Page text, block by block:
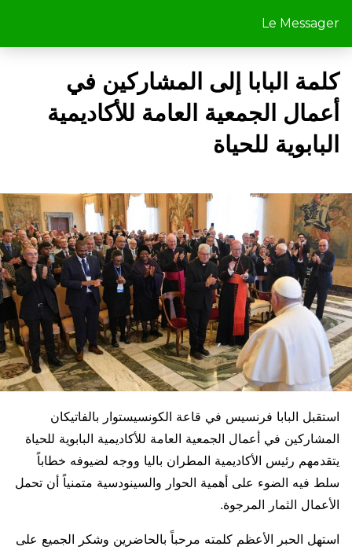
Le Messager
كلمة البابا إلى المشاركين في
أعمال الجمعية العامة للأكاديمية
البابوية للحياة
استقبل البابا فرنسيس في قاعة الكونسيستوار بالفاتيكان
المشاركين في أعمال الجمعية العامة للأكاديمية البابوية للحياة
يتقدمهم رئيس الأكاديمية المطران باليا ووجه لضيوفه خطاباً
سلط فيه الضوء على أهمية الحوار والسينودسية متمنياً أن تحمل
الأعمال الثمار المرجوة.
استهل الحبر الأعظم كلمته مرحباً بالحاضرين وشكر الجميع على